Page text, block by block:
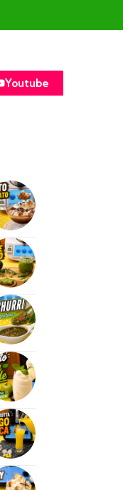
Youtube